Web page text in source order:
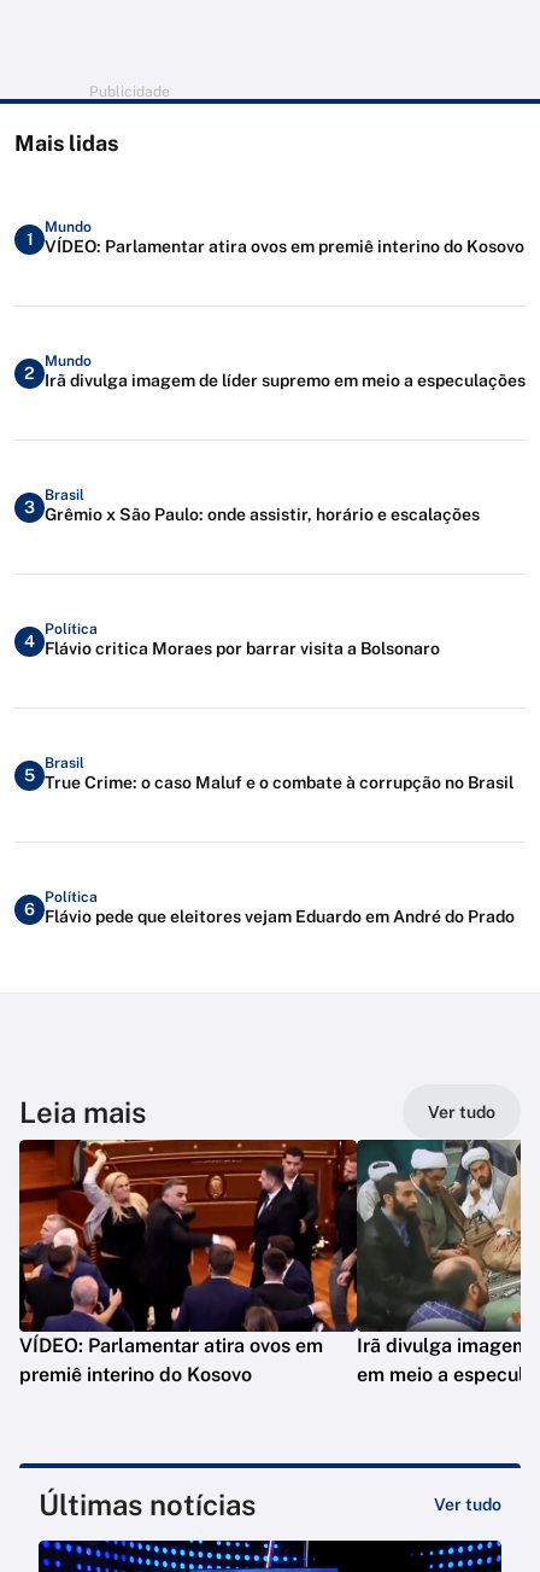
Publicidade
Mais lidas
1
Mundo
VÍDEO: Parlamentar atira ovos em premiê interino do Kosovo
2
Mundo
Irã divulga imagem de líder supremo em meio a especulações
3
Brasil
Grêmio x São Paulo: onde assistir, horário e escalações
4
Política
Flávio critica Moraes por barrar visita a Bolsonaro
5
Brasil
True Crime: o caso Maluf e o combate à corrupção no Brasil
6
Política
Flávio pede que eleitores vejam Eduardo em André do Prado
Leia mais Ver tudo
VÍDEO: Parlamentar atira ovos em
premiê interino do Kosovo
Irã divulga imagem
em meio a
Últimas notícias Ver tudo